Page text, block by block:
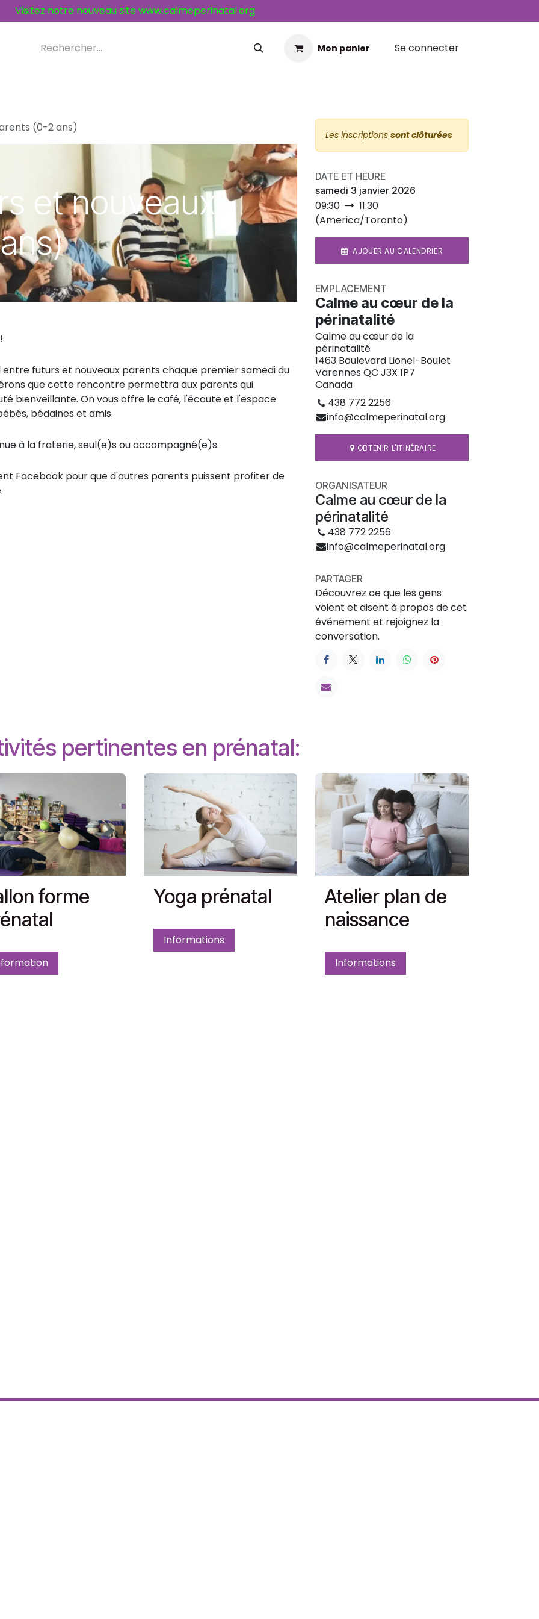
Visitez notre nouveau site www.calmeperinatal.org
Mon panier Se connecter
(0-2 ans)
et nouveaux
futurs et nouveaux parents chaque premier samedi du
que cette rencontre permettra aux parents qui
bienveillante. On vous offre le café, l'écoute et l'espace
bédaines et amis.
à la fraterie, seul(e)s ou accompagné(e)s.
Facebook pour que d'autres parents puissent profiter de
Les inscriptions sont clôturées
DATE ET HEURE
samedi 3 janvier 2026
09:30
11:30
(America/Toronto)
AJOUER AU CALENDRIER
EMPLACEMENT
Calme au cœur de la
périnatalité
Calme au cœur de la
périnatalité
1463 Boulevard Lionel-Boulet
Varennes QC J3X 1P7
Canada
438 772 2256
info@calmeperinatal.org
OBTENIR L'ITINÉRAIRE
ORGANISATEUR
Calme au cœur de la
périnatalité
438 772 2256
info@calmeperinatal.org
PARTAGER
Découvrez ce que les gens
voient et disent à propos de cet
événement et rejoignez la
conversation.
pertinentes en prénatal:
forme
Yoga prénatal
Informations
Atelier plan de
naissance
Informations